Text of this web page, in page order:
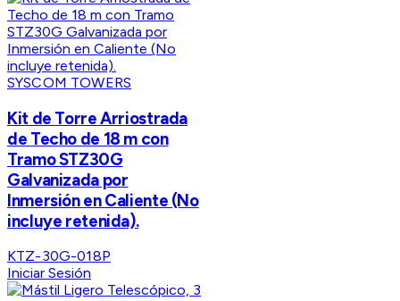
SYSCOM TOWERS
Kit de Torre Arriostrada
de Techo de 18 m con
Tramo STZ30G
Galvanizada por
Inmersión en Caliente (No
incluye retenida).
KTZ-30G-018P
Iniciar Sesión